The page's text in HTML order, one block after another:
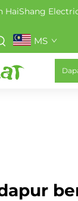
HaiShang
MS